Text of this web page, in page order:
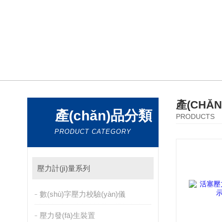
產(chǎn)品分類
PRODUCT CATEGORY
壓力計(jì)量系列
數(shù)字壓力校驗(yàn)儀
壓力發(fā)生裝置
產
PRODUCTS